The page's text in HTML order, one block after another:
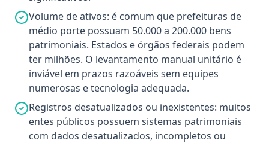
Volume de ativos: é comum que prefeituras de
médio porte possuam 50.000 a 200.000 bens
patrimoniais. Estados e órgãos federais podem
ter milhões. O levantamento manual unitário é
inviável em prazos razoáveis sem equipes
numerosas e tecnologia adequada.
Registros desatualizados ou inexistentes: muitos
entes públicos possuem sistemas patrimoniais
com dados desatualizados, incompletos ou